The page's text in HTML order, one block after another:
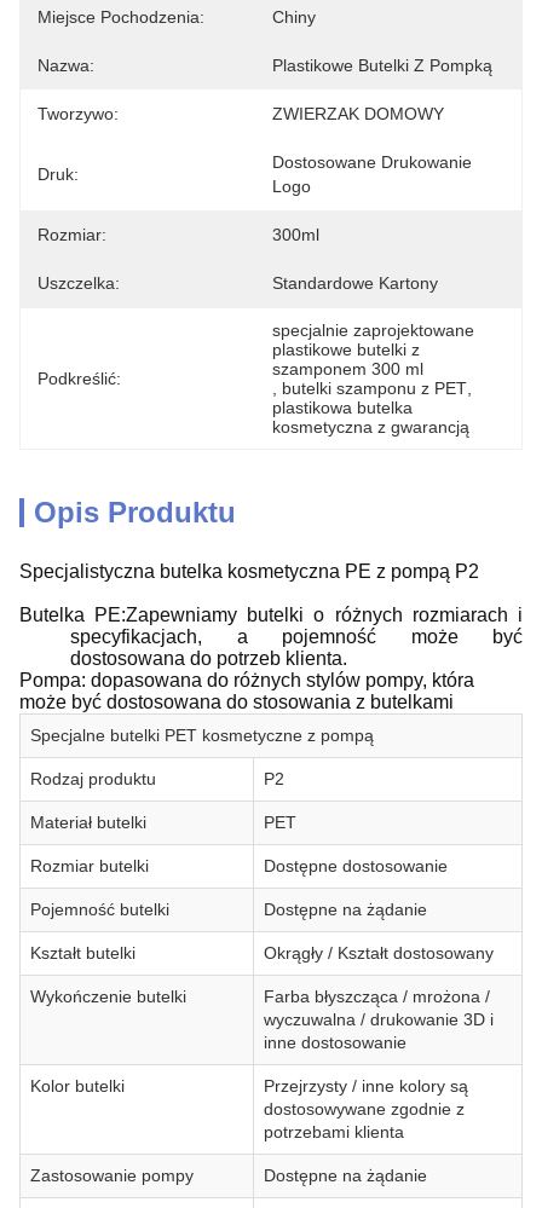
Miejsce Pochodzenia: Chiny
Nazwa: Plastikowe Butelki Z Pompką
Tworzywo: ZWIERZAK DOMOWY
Druk:
Dostosowane Drukowanie
Logo
Rozmiar: 300ml
Uszczelka: Standardowe Kartony
Podkreślić:
specjalnie zaprojektowane
plastikowe butelki z
szamponem 300 ml
butelki szamponu z PET
plastikowa butelka
kosmetyczna z gwarancją
Opis Produktu
Specjalistyczna butelka kosmetyczna PE z pompą P2
Butelka PE:Zapewniamy butelki o różnych rozmiarach i
specyfikacjach, a pojemność może być
dostosowana do potrzeb klienta.
Pompa: dopasowana do różnych stylów pompy, która
może być dostosowana do stosowania z butelkami
Specjalne butelki PET kosmetyczne z pompą
Rodzaj produktu P2
Materiał butelki PET
Rozmiar butelki Dostępne dostosowanie
Pojemność butelki Dostępne na żądanie
Kształt butelki Okrągły / Kształt dostosowany
Wykończenie butelki
Farba błyszcząca / mrożona /
wyczuwalna / drukowanie 3D i
inne dostosowanie
Kolor butelki
Przejrzysty / inne kolory są
dostosowywane zgodnie z
potrzebami klienta
Zastosowanie pompy Dostępne na żądanie